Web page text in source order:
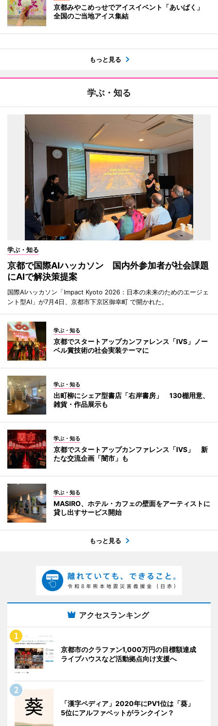
京都みやこめっせでアイスイベント「あいぱく」
全国のご当地アイス集結
もっと見る
学ぶ・知る
学ぶ・知る
京都で国際AIハッカソン 国内外参加者が社会課題
にAIで解決策提案
国際AIハッカソン「Impact Kyoto 2026：日本の未来のためのエージェ
ント型AI」が7月4日、京都市下京区御幸町 で開かれた。
学ぶ・知る
京都でスタートアップカンファレンス「IVS」ノー
ベル賞技術の社会実装テーマに
学ぶ・知る
出町柳にシェア型書店「右岸書房」 130棚用意、
雑貨・作品展示も
学ぶ・知る
京都でスタートアップカンファレンス「IVS」 新
たな交流企画「闇市」も
学ぶ・知る
MASIRO、ホテル・カフェの壁面をアーティストに
貸し出すサービス開始
もっと見る
アクセスランキング
京都市のクラファン1,000万円の目標額達成
ライブハウスなど活動拠点向け支援へ
「漢字ペディア」2020年にPV1位は「葵」
5位にアルファベットがランクイン？